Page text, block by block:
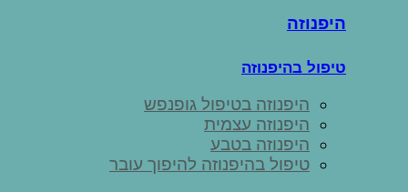
היפנוזה
טיפול בהיפנוזה
היפנוזה בטיפול גופנפש
היפנוזה עצמית
היפנוזה בטבע
טיפול בהיפנוזה להיפוך עובר